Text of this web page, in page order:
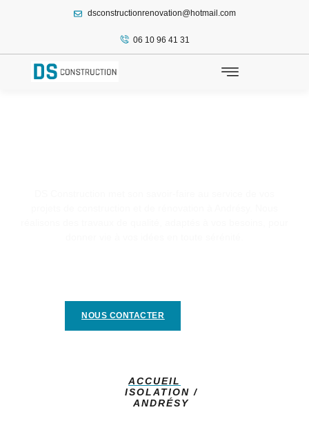
dsconstructionrenovation@hotmail.com
06 10 96 41 31
NOUS CONTACTER
ACCUEIL
ISOLATION /
ANDRÉSY